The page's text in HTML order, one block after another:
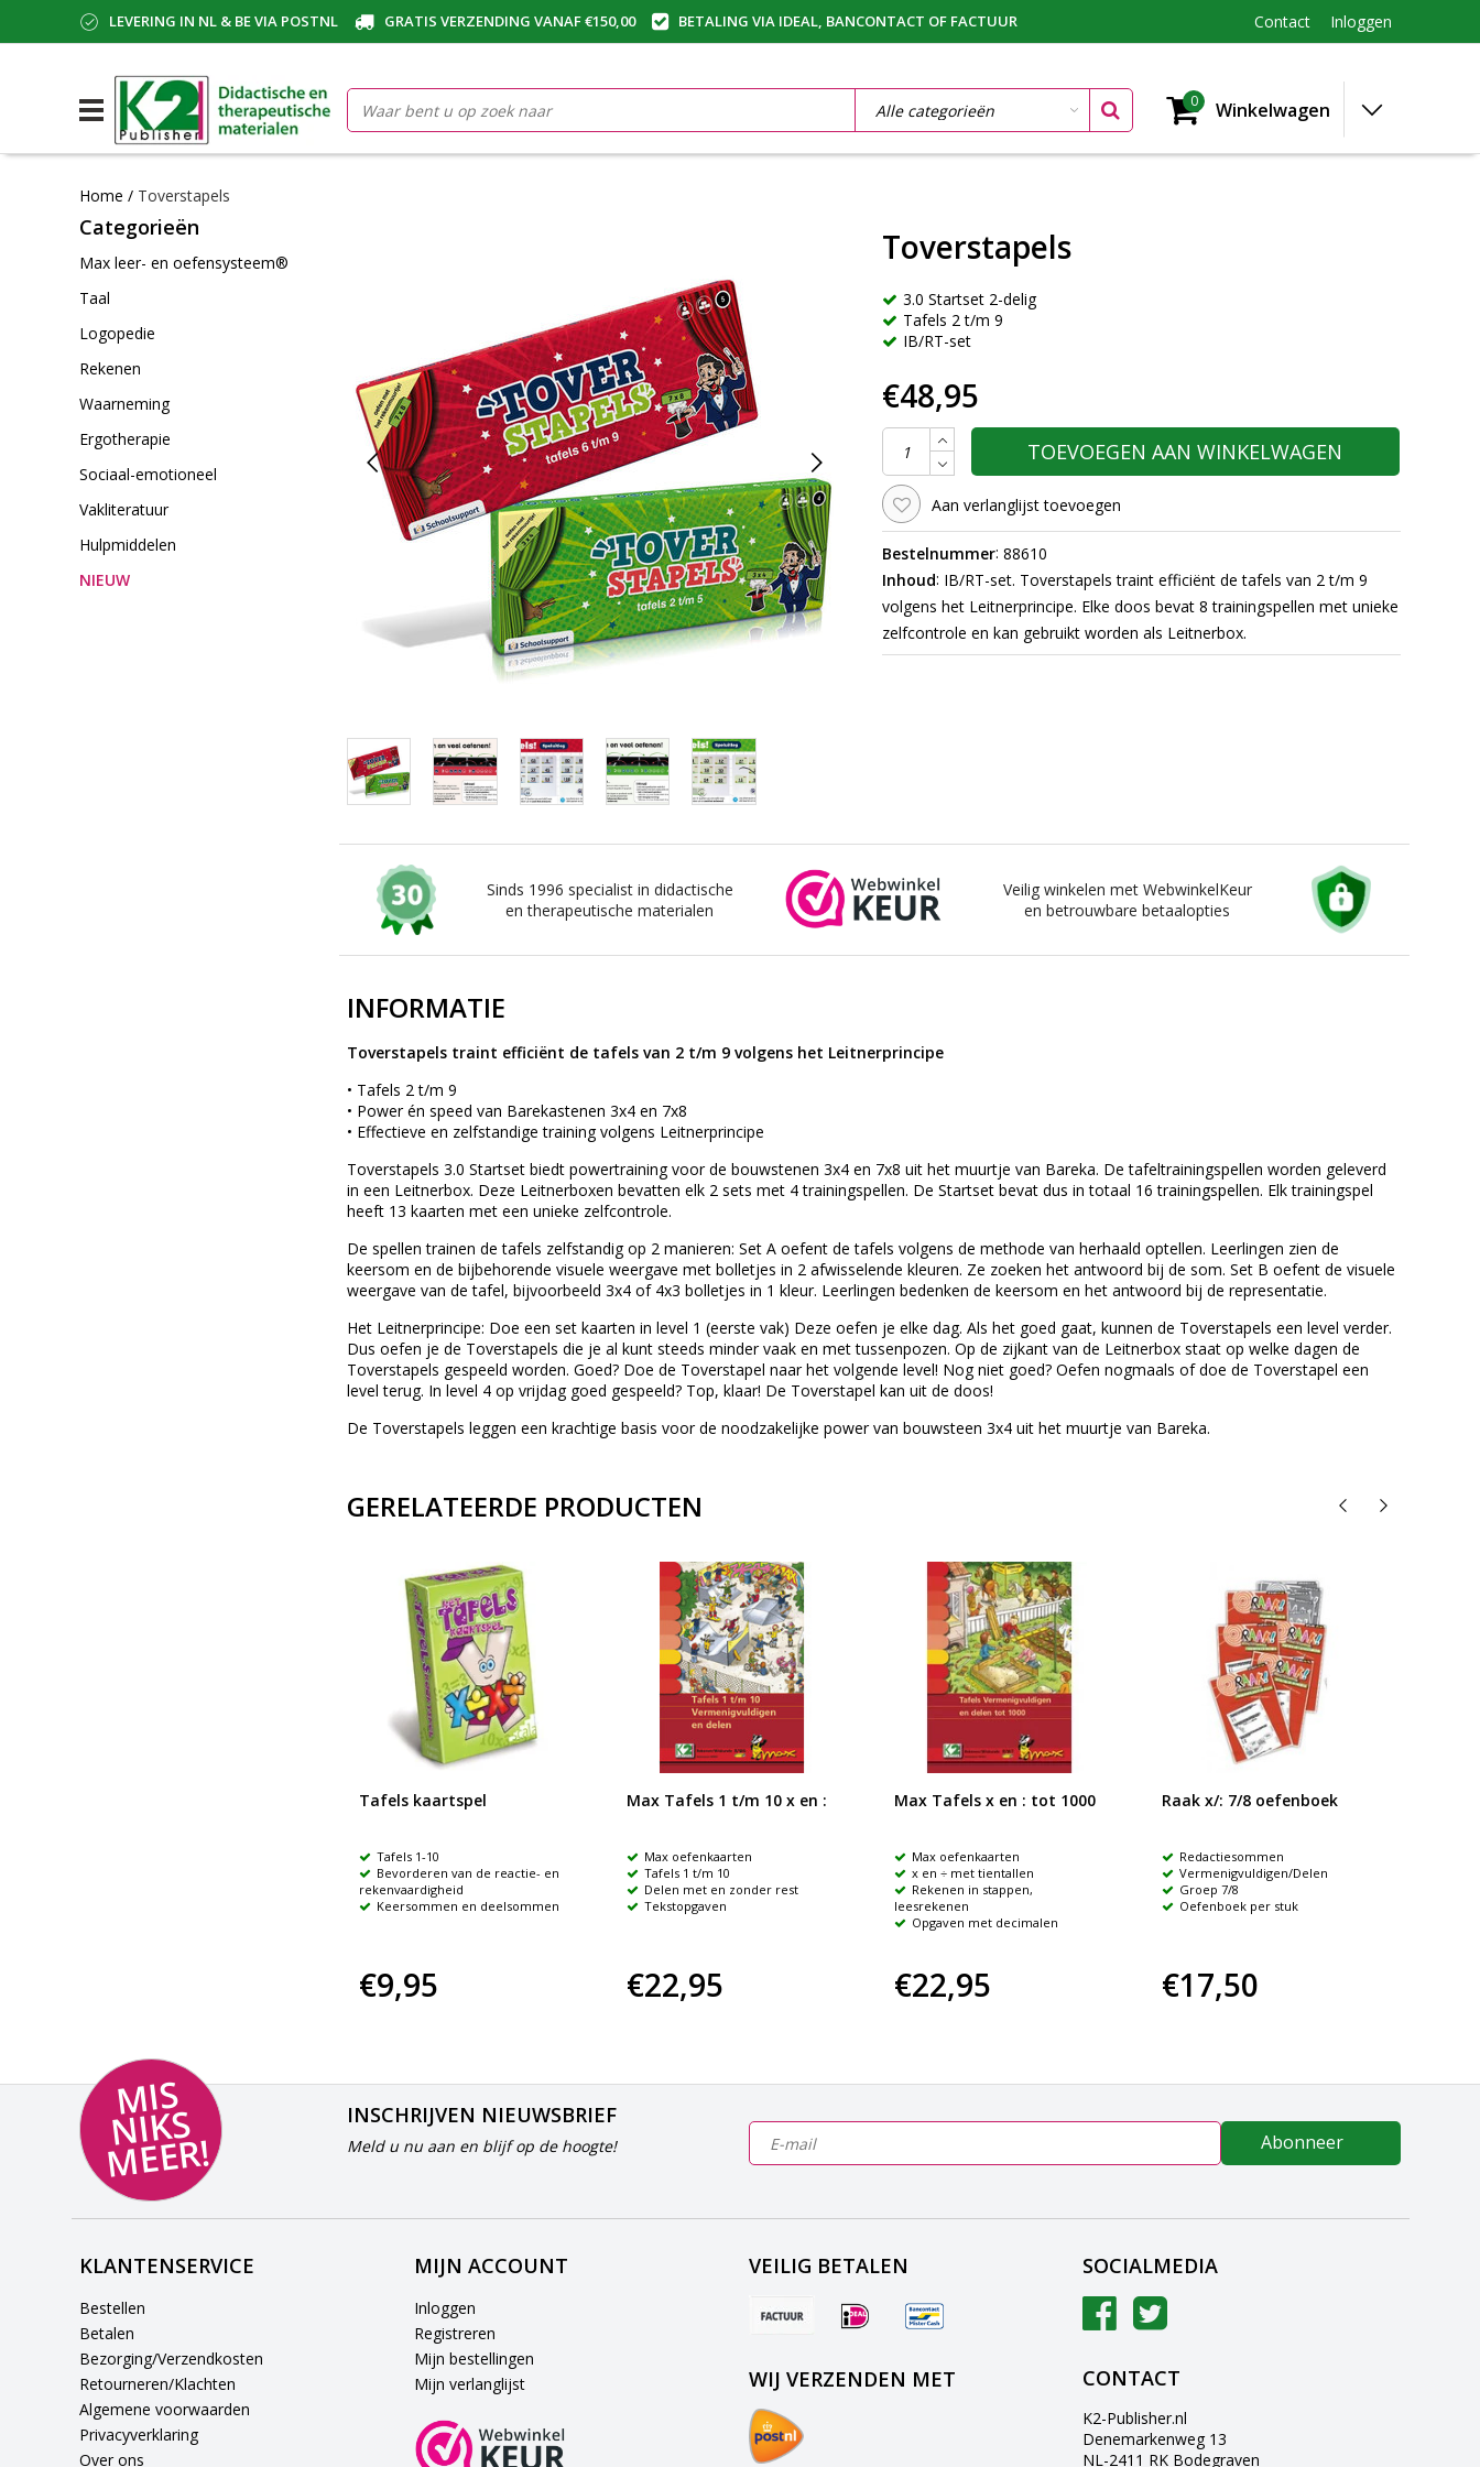
LEVERING IN NL & BE VIA POSTNL GRATIS VERZENDING VANAF €150,00 BETALING VIA IDEAL, BANCONTACT OF FACTUUR Contact Inloggen
0 Winkelwagen
Home / Toverstapels
Categorieën
Max leer- en oefensysteem®
Taal
Logopedie
Rekenen
Waarneming
Ergotherapie
Sociaal-emotioneel
Vakliteratuur
Hulpmiddelen
NIEUW
Toverstapels
3.0 Startset 2-delig
Tafels 2 t/m 9
IB/RT-set
€48,95
TOEVOEGEN AAN WINKELWAGEN
Aan verlanglijst toevoegen
Bestelnummer: 88610
Inhoud: IB/RT-set. Toverstapels traint efficiënt de tafels van 2 t/m 9
volgens het Leitnerprincipe. Elke doos bevat 8 trainingspellen met unieke
zelfcontrole en kan gebruikt worden als Leitnerbox.
Sinds 1996 specialist in didactische
en therapeutische materialen
Veilig winkelen met WebwinkelKeur
en betrouwbare betaalopties
INFORMATIE
Toverstapels traint efficiënt de tafels van 2 t/m 9 volgens het Leitnerprincipe
• Tafels 2 t/m 9
• Power én speed van Barekastenen 3x4 en 7x8
• Effectieve en zelfstandige training volgens Leitnerprincipe
Toverstapels 3.0 Startset biedt powertraining voor de bouwstenen 3x4 en 7x8 uit het muurtje van Bareka. De tafeltrainingspellen worden geleverd
in een Leitnerbox. Deze Leitnerboxen bevatten elk 2 sets met 4 trainingspellen. De Startset bevat dus in totaal 16 trainingspellen. Elk trainingspel
heeft 13 kaarten met een unieke zelfcontrole.
De spellen trainen de tafels zelfstandig op 2 manieren: Set A oefent de tafels volgens de methode van herhaald optellen. Leerlingen zien de
keersom en de bijbehorende visuele weergave met bolletjes in 2 afwisselende kleuren. Ze zoeken het antwoord bij de som. Set B oefent de visuele
weergave van de tafel, bijvoorbeeld 3x4 of 4x3 bolletjes in 1 kleur. Leerlingen bedenken de keersom en het antwoord bij de representatie.
Het Leitnerprincipe: Doe een set kaarten in level 1 (eerste vak) Deze oefen je elke dag. Als het goed gaat, kunnen de Toverstapels een level verder.
Dus oefen je de Toverstapels die je al kunt steeds minder vaak en met tussenpozen. Op de zijkant van de Leitnerbox staat op welke dagen de
Toverstapels gespeeld worden. Goed? Doe de Toverstapel naar het volgende level! Nog niet goed? Oefen nogmaals of doe de Toverstapel een
level terug. In level 4 op vrijdag goed gespeeld? Top, klaar! De Toverstapel kan uit de doos!
De Toverstapels leggen een krachtige basis voor de noodzakelijke power van bouwsteen 3x4 uit het muurtje van Bareka.
GERELATEERDE PRODUCTEN
Tafels kaartspel
Tafels 1-10
Bevorderen van de reactie- en
rekenvaardigheid
Keersommen en deelsommen
€9,95
Max Tafels 1 t/m 10 x en :
Max oefenkaarten
Tafels 1 t/m 10
Delen met en zonder rest
Tekstopgaven
€22,95
Max Tafels x en : tot 1000
Max oefenkaarten
x en ÷ met tientallen
Rekenen in stappen,
leesrekenen
Opgaven met decimalen
€22,95
Raak x/: 7/8 oefenboek
Redactiesommen
Vermenigvuldigen/Delen
Groep 7/8
Oefenboek per stuk
€17,50
MI
S
NI
K
S
M
E
E
R!
INSCHRIJVEN NIEUWSBRIEF
Meld u nu aan en blijf op de hoogte! Abonneer
KLANTENSERVICE
Bestellen
Betalen
Bezorging/Verzendkosten
Retourneren/Klachten
Algemene voorwaarden
Privacyverklaring
Over ons
MIJN ACCOUNT
Inloggen
Registreren
Mijn bestellingen
Mijn verlanglijst
VEILIG BETALEN
WIJ VERZENDEN MET
SOCIALMEDIA
CONTACT
K2-Publisher.nl
Denemarkenweg 13
NL-2411 RK Bodegraven